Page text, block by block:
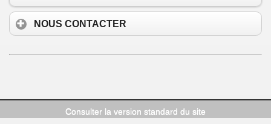
NOUS CONTACTER
Consulter la version standard du site